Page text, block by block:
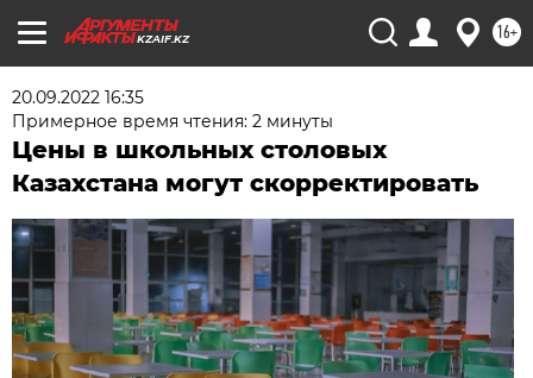
KZAIF.KZ 16+
20.09.2022 16:35
Примерное время чтения: 2 минуты
Цены в школьных столовых
Казахстана могут скорректировать